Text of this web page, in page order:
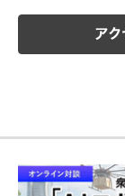
アク